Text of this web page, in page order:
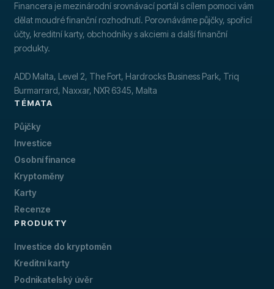
Financera je mezinárodní srovnávací portál s cílem pomoci vám
dělat moudré finanční rozhodnutí. Porovnáváme půjčky, spořicí
účty, kreditní karty, obchodníky s akciemi a další finanční
produkty.
ADD Malta, Level 2, The Fort, Hardrocks Business Park, Triq
Burmarrard, Naxxar, NXR 6345, Malta
TÉMATA
Půjčky
Investice
Osobní finance
Kryptoměny
Karty
Recenze
PRODUKTY
Investice do kryptoměn
Kreditní karty
Podnikatelský úvěr